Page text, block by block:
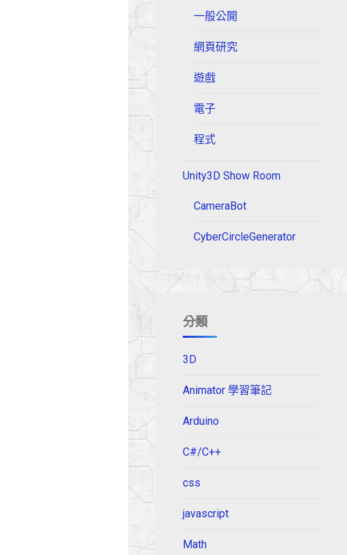
一般公開
網頁研究
遊戲
電子
程式
Unity3D Show Room
CameraBot
CyberCircleGenerator
分類
3D
Animator 學習筆記
Arduino
C#/C++
css
javascript
Math